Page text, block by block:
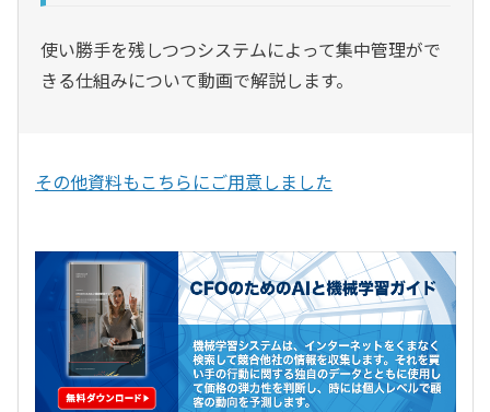
使い勝手を残しつつシステムによって集中管理がで
きる仕組みについて動画で解説します。
その他資料もこちらにご用意しました